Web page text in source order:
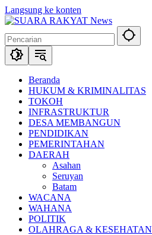
Langsung ke konten
Beranda
HUKUM & KRIMINALITAS
TOKOH
INFRASTRUKTUR
DESA MEMBANGUN
PENDIDIKAN
PEMERINTAHAN
DAERAH
Asahan
Seruyan
Batam
WACANA
WAHANA
POLITIK
OLAHRAGA & KESEHATAN